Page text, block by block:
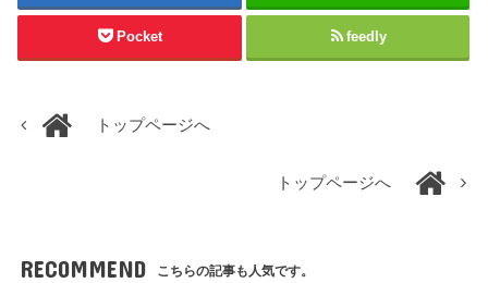
Pocket feedly
トップページへ
トップページへ
RECOMMEND こちらの記事も人気です。